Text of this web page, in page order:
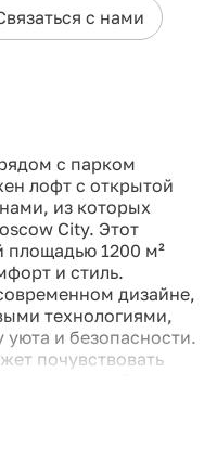
с нами
с парком
лофт с открытой
из которых
City. Этот
1200 м²
и стиль.
дизайне,
технологиями,
и безопасности.
почувствовать
обсуждения